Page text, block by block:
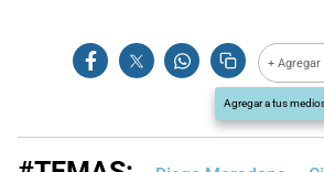
+
Agregar a tus